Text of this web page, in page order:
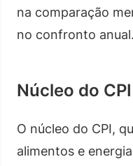
na comparação
no confronto anual.
Núcleo do CPI
O núcleo do CPI,
alimentos e